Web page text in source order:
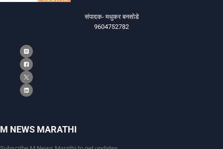
संपादक- मधुकर बनसोडे
9604752782
M NEWS MARATHI